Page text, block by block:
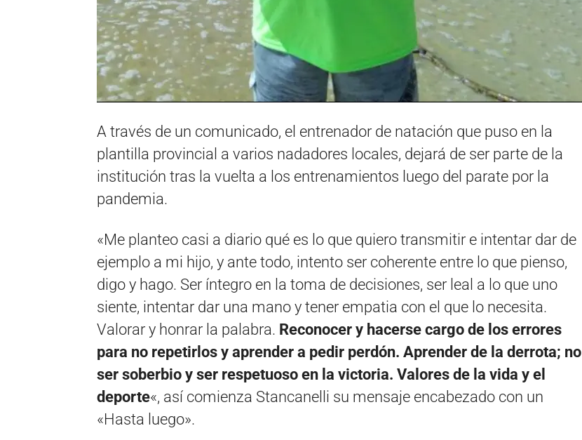
A través de un comunicado, el entrenador de natación que puso en la
plantilla provincial a varios nadadores locales, dejará de ser parte de la
institución tras la vuelta a los entrenamientos luego del parate por la
pandemia.
«Me planteo casi a diario qué es lo que quiero transmitir e intentar dar de
ejemplo a mi hijo, y ante todo, intento ser coherente entre lo que pienso,
digo y hago. Ser íntegro en la toma de decisiones, ser leal a lo que uno
siente, intentar dar una mano y tener empatia con el que lo necesita.
Valorar y honrar la palabra. Reconocer y hacerse cargo de los errores
para no repetirlos y aprender a pedir perdón. Aprender de la derrota; no
ser soberbio y ser respetuoso en la victoria. Valores de la vida y el
deporte«, así comienza Stancanelli su mensaje encabezado con un
«Hasta luego».